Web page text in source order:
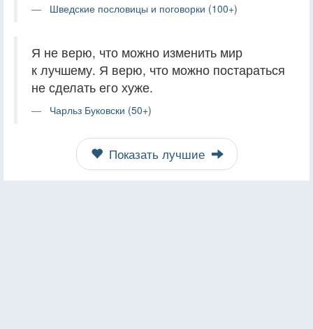
Шведские пословицы и поговорки (100+)
Я не верю, что можно изменить мир
к лучшему. Я верю, что можно постараться
не сделать его хуже.
Чарльз Буковски (50+)
Показать лучшие